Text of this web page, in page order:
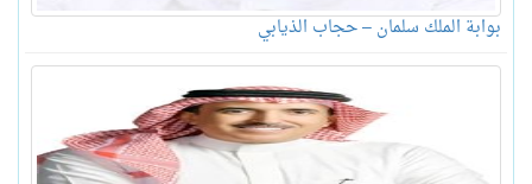
بوابة الملك سلمان – حجاب الذيابي